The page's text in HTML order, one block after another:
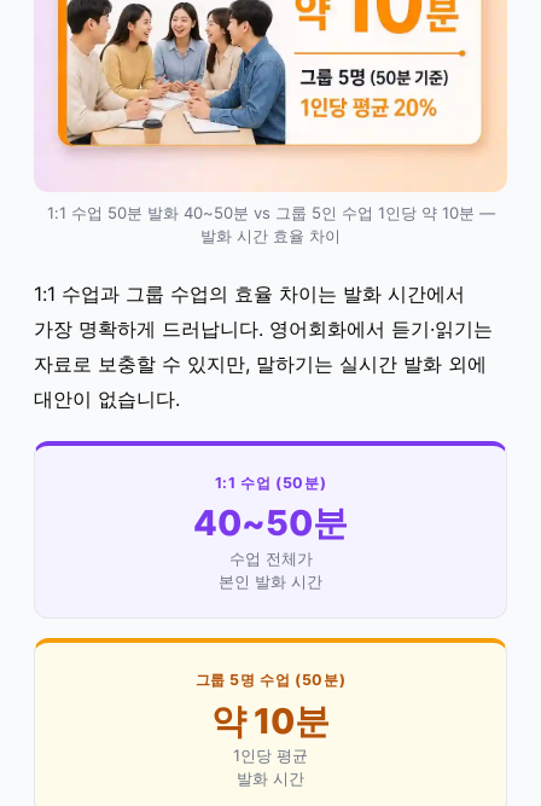
1:1 수업 50분 발화 40~50분 vs 그룹 5인 수업 1인당 약 10분 —
발화 시간 효율 차이
1:1 수업과 그룹 수업의 효율 차이는 발화 시간에서
가장 명확하게 드러납니다. 영어회화에서 듣기·읽기는
자료로 보충할 수 있지만, 말하기는 실시간 발화 외에
대안이 없습니다.
1:1 수업 (50분)
40~50분
수업 전체가
본인 발화 시간
그룹 5명 수업 (50분)
약 10분
1인당 평균
발화 시간